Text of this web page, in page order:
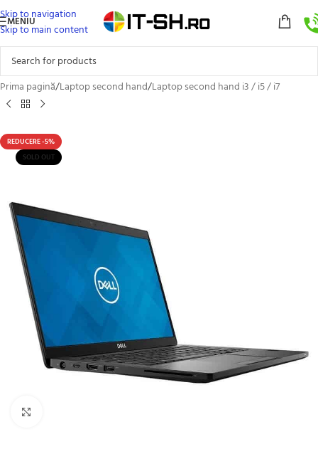
Skip to navigation
Skip to main content
MENIU
Prima pagină/Laptop second hand/Laptop second hand i3 / i5 / i7
REDUCERE -5%
SOLD OUT